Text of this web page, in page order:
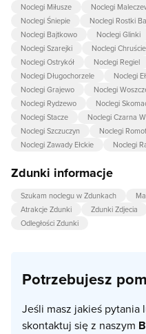
Noclegi Miłusze
Noclegi
Noclegi Śniepie
Noclegi Rostki
Noclegi Bajtkowo
Noclegi Glinki
Noclegi Szarejki
Noclegi
Noclegi Ostrykół
Noclegi Regiel
Noclegi Długochorzele
Noclegi
Noclegi Grajewo
Noclegi
Noclegi Rydzewo
Noclegi
Noclegi Stacze
Noclegi Czarna
Noclegi Szczuczyn
Noclegi
Noclegi Zawady Ełckie
Noclegi
Zdunki informacje
Szukam noclegu w Zdunkach
Atrakcje Zdunki
Zdunki Zdjecia
Odległości Zdunki
Potrzebujesz
Jeśli masz jakieś pytania
skontaktuj się z naszym